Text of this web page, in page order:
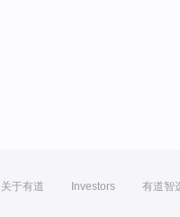
关于有道 Investors 有道智